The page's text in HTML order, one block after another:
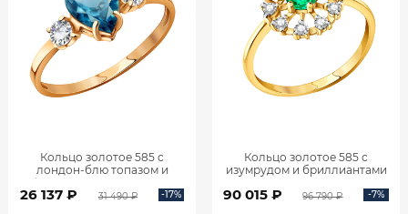
Кольцо золотое 585 с
лондон‑блю топазом и
фианитами 1101174-00740
26 137 ₽ 31 490 ₽ -17%
Кольцо золотое 585 с
изумрудом и бриллиантами
90 015 ₽ 96 790 ₽ -7%